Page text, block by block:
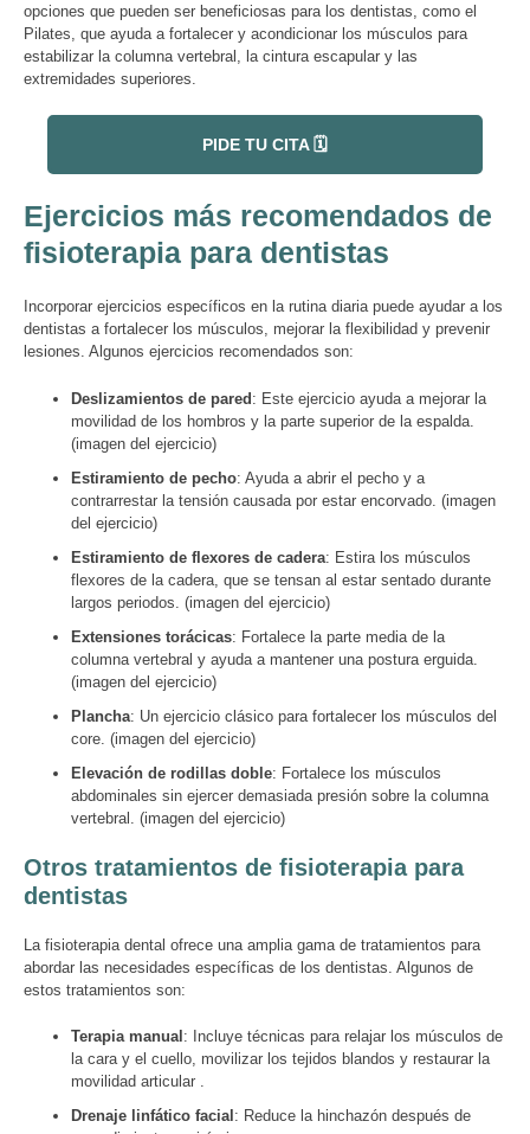
opciones que pueden ser beneficiosas para los dentistas, como el
Pilates, que ayuda a fortalecer y acondicionar los músculos para
estabilizar la columna vertebral, la cintura escapular y las
extremidades superiores.
PIDE TU CITA 🗓️
Ejercicios más recomendados de
fisioterapia para dentistas
Incorporar ejercicios específicos en la rutina diaria puede ayudar a los
dentistas a fortalecer los músculos, mejorar la flexibilidad y prevenir
lesiones. Algunos ejercicios recomendados son:
Deslizamientos de pared: Este ejercicio ayuda a mejorar la
movilidad de los hombros y la parte superior de la espalda.
(imagen del ejercicio)
Estiramiento de pecho: Ayuda a abrir el pecho y a
contrarrestar la tensión causada por estar encorvado. (imagen
del ejercicio)
Estiramiento de flexores de cadera: Estira los músculos
flexores de la cadera, que se tensan al estar sentado durante
largos periodos. (imagen del ejercicio)
Extensiones torácicas: Fortalece la parte media de la
columna vertebral y ayuda a mantener una postura erguida.
(imagen del ejercicio)
Plancha: Un ejercicio clásico para fortalecer los músculos del
core. (imagen del ejercicio)
Elevación de rodillas doble: Fortalece los músculos
abdominales sin ejercer demasiada presión sobre la columna
vertebral. (imagen del ejercicio)
Otros tratamientos de fisioterapia para
dentistas
La fisioterapia dental ofrece una amplia gama de tratamientos para
abordar las necesidades específicas de los dentistas. Algunos de
estos tratamientos son:
Terapia manual : Incluye técnicas para relajar los músculos de
la cara y el cuello, movilizar los tejidos blandos y restaurar la
movilidad articular .
Drenaje linfático facial : Reduce la hinchazón después de